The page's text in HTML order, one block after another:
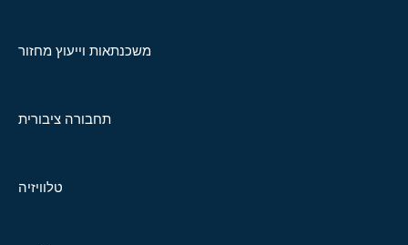
משכנתאות וייעוץ מחזור
תחבורה ציבורית
טלוויזיה